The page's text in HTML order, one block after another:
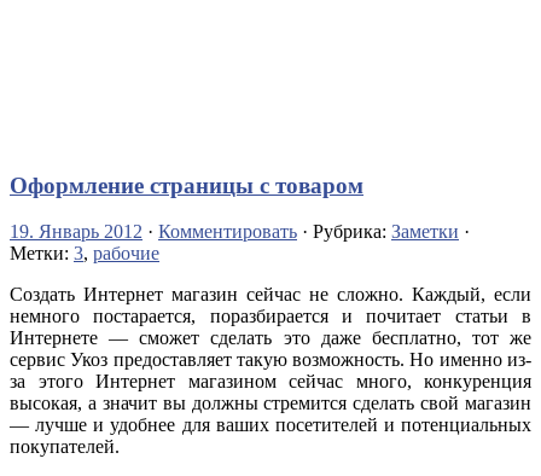
Оформление страницы с товаром
19. Январь 2012 · Комментировать · Рубрика: Заметки ·
Метки: 3, рабочие
Создать Интернет магазин сейчас не сложно. Каждый, если
немного постарается, поразбирается и почитает статьи в
Интернете — сможет сделать это даже бесплатно, тот же
сервис Укоз предоставляет такую возможность. Но именно из-
за этого Интернет магазином сейчас много, конкуренция
высокая, а значит вы должны стремится сделать свой магазин
— лучше и удобнее для ваших посетителей и потенциальных
покупателей.